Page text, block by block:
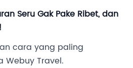
Seru Gak Pake Ribet, dan
cara yang paling
Webuy Travel.